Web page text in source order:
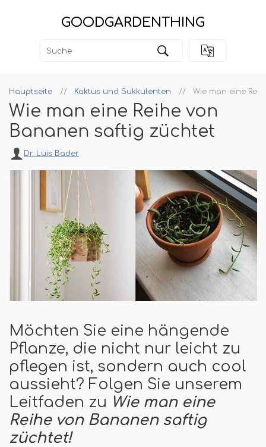
GOODGARDENTHING
Hauptseite Kaktus und Sukkulenten Wie man eine
Wie man eine Reihe von
Bananen saftig züchtet
Dr. Luis Bader
Möchten Sie eine hängende
Pflanze, die nicht nur leicht zu
pflegen ist, sondern auch cool
aussieht? Folgen Sie unserem
Leitfaden zu Wie man eine
Reihe von Bananen saftig
züchtet!